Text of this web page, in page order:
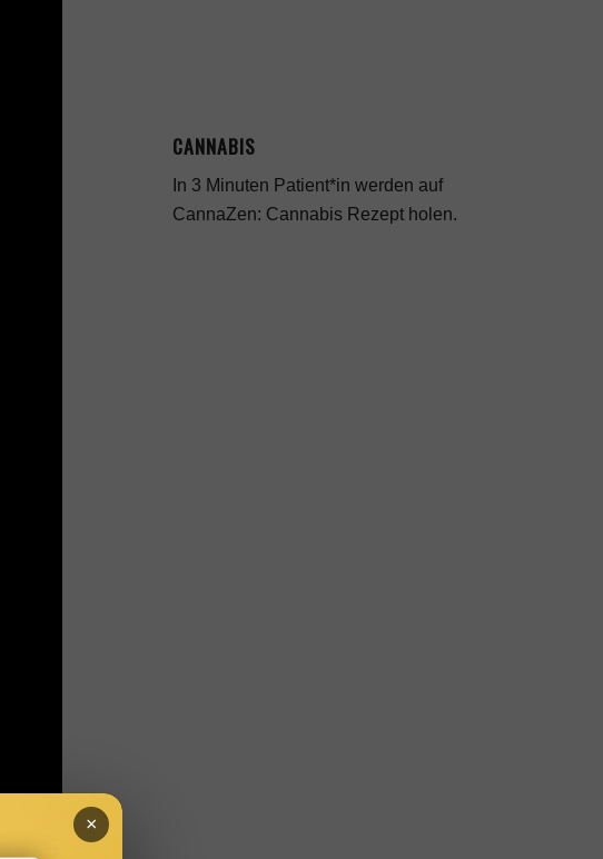
CANNABIS
In 3 Minuten Patient*in werden auf
CannaZen: Cannabis Rezept holen.
×